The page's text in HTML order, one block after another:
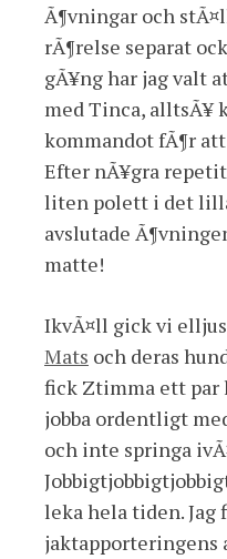
Ã¶vningar och
rÃ¶relse separat
gÃ¥ng har jag valt
med Tinca, alltsÃ¥
kommandot fÃ¶r
Efter nÃ¥gra
liten polett i det
avslutade
matte!
IkvÃ¤ll gick vi
Mats och deras
fick Ztimma ett par
jobba ordentligt
och inte springa
leka hela tiden.
jaktapporteringens